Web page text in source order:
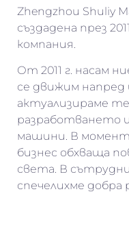
Zhengzhou Shuliy
създадена през
компания.
От 2011 г. насам
се движим
актуализираме
разработването
машини. В
бизнес обхваща
света. В
спечелихме